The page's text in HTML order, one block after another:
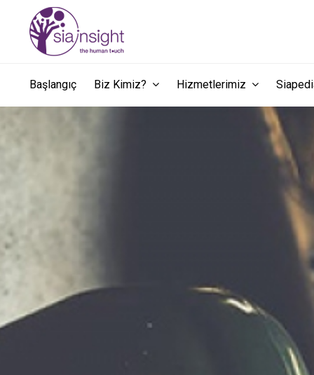
Başlangıç Biz Kimiz? Hizmetlerimiz